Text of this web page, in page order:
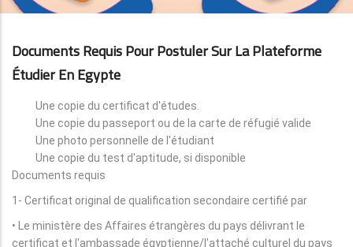
Documents Requis Pour Postuler Sur La Plateforme
Étudier En Egypte
Une copie du certificat d'études.
Une copie du passeport ou de la carte de réfugié valide
Une photo personnelle de l'étudiant
Une copie du test d'aptitude, si disponible
Documents requis
1- Certificat original de qualification secondaire certifié par
• Le ministère des Affaires étrangères du pays délivrant le
certificat et l'ambassade égyptienne/l'attaché culturel du pays